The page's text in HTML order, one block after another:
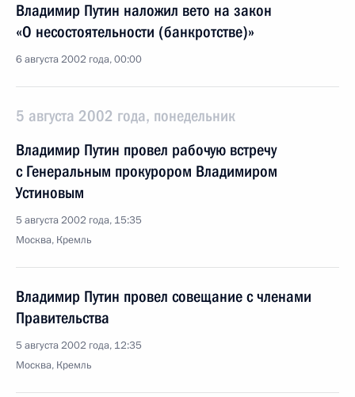
Владимир Путин наложил вето на закон
«О несостоятельности (банкротстве)»
6 августа 2002 года, 00:00
5 августа 2002 года, понедельник
Владимир Путин провел рабочую встречу
с Генеральным прокурором Владимиром
Устиновым
5 августа 2002 года, 15:35
Москва, Кремль
Владимир Путин провел совещание с членами
Правительства
5 августа 2002 года, 12:35
Москва, Кремль